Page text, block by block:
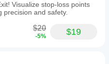
Visualize stop-loss points
and safety.
$20
-5% $19